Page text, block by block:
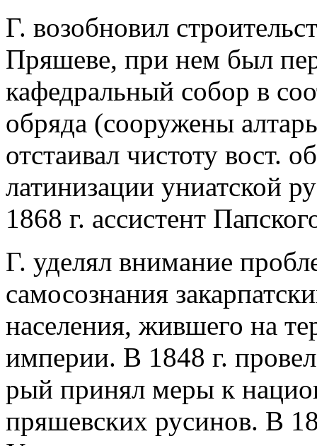
Г. возобновил
Пряшеве, при нем был
кафедральный собор в
обряда (сооружены
отстаивал чистоту вост.
латинизации униатской
1868 г. ассистент
Г. уделял внимание
самосознания
населения, жившего на
империи. В 1848 г.
рый принял меры к
пряшевских русинов. В